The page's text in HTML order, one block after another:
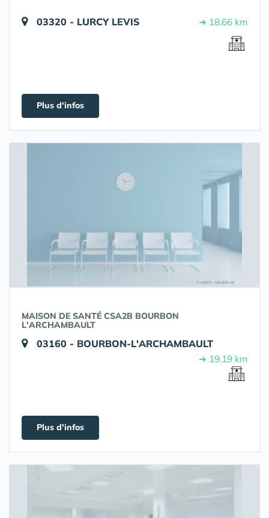
03320 - LURCY LEVIS ➔ 18.66 km
Plus d'infos
MAISON DE SANTÉ CSA2B BOURBON
L'ARCHAMBAULT
03160 - BOURBON-L'ARCHAMBAULT
➔ 19.19 km
Plus d'infos